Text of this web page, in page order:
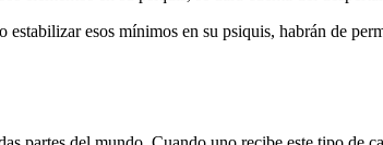
estabilizar esos mínimos en su psiquis, habrán de